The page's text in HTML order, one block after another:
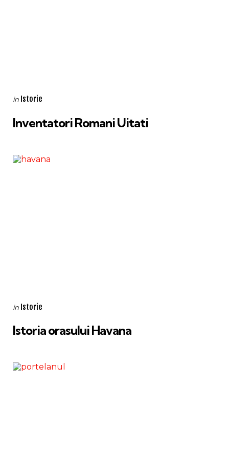
Categories
Posted
in Istorie
Inventatori Romani Uitati
Categories
Posted
in Istorie
Istoria orasului Havana